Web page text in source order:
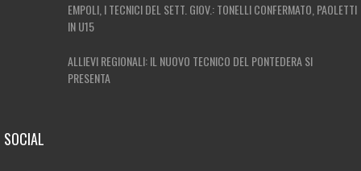
EMPOLI, I TECNICI DEL SETT. GIOV.: TONELLI CONFERMATO, PAOLETTI
IN U15
ALLIEVI REGIONALI: IL NUOVO TECNICO DEL PONTEDERA SI
PRESENTA
SOCIAL